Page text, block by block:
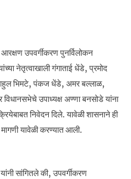
आरक्षण उपवर्गीकरण पुनर्विलोकन
नेतृत्वाखाली गंगाताई धेंडे, प्रमोद
भिमटे, पंकज धेंडे, अमर बल्लाळ,
विधानसभेचे उपाध्यक्ष अण्णा बनसोडे यांना
निवेदन दिले. यावेळी शासनाने ही
यावेळी करण्यात आली.
सांगितले की, उपवर्गीकरण